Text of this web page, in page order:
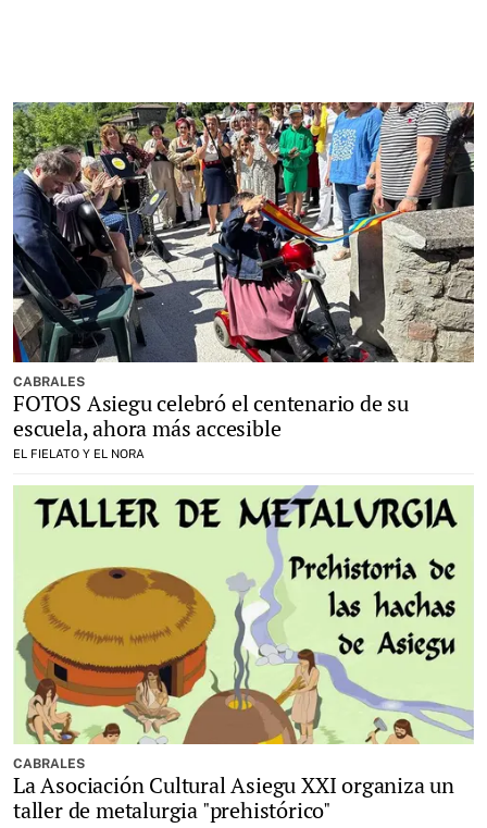
CABRALES
FOTOS Asiegu celebró el centenario de su
escuela, ahora más accesible
EL FIELATO Y EL NORA
CABRALES
La Asociación Cultural Asiegu XXI organiza un
taller de metalurgia "prehistórico"